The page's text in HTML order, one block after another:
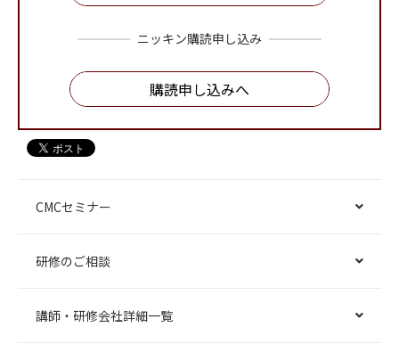
ニッキン購読申し込み
購読申し込みへ
CMCセミナー
研修のご相談
講師・研修会社詳細一覧